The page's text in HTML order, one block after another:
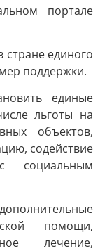
портале
стране единого
поддержки.
единые
льготы на
объектов,
содействие
социальным
помощи,
лечение,